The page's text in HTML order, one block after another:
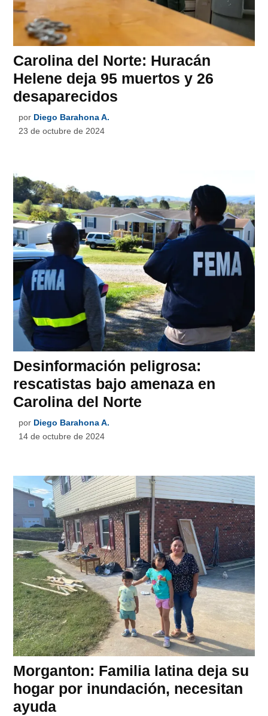
Carolina del Norte: Huracán
Helene deja 95 muertos y 26
desaparecidos
por Diego Barahona A.
23 de octubre de 2024
Desinformación peligrosa:
rescatistas bajo amenaza en
Carolina del Norte
por Diego Barahona A.
14 de octubre de 2024
Morganton: Familia latina deja su
hogar por inundación, necesitan
ayuda